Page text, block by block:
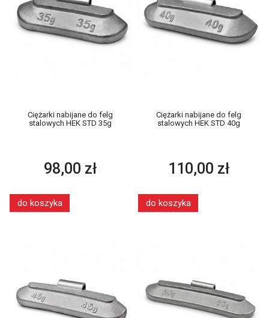
Ciężarki nabijane do felg
stalowych HEK STD 35g
98,00 zł
do koszyka
Ciężarki nabijane do felg
stalowych HEK STD 40g
110,00 zł
do koszyka